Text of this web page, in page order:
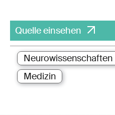
Quelle einsehen
Neurowissenschaften
Medizin